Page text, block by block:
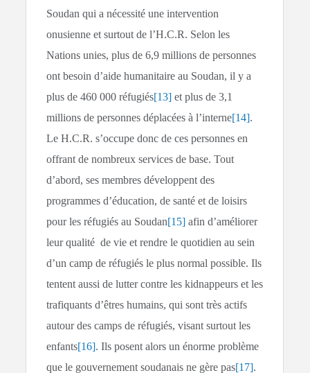
Soudan qui a nécessité une intervention
onusienne et surtout de l’H.C.R. Selon les
Nations unies, plus de 6,9 millions de personnes
ont besoin d’aide humanitaire au Soudan, il y a
plus de 460 000 réfugiés[13] et plus de 3,1
millions de personnes déplacées à l’interne[14].
Le H.C.R. s’occupe donc de ces personnes en
offrant de nombreux services de base. Tout
d’abord, ses membres développent des
programmes d’éducation, de santé et de loisirs
pour les réfugiés au Soudan[15] afin d’améliorer
leur qualité de vie et rendre le quotidien au sein
d’un camp de réfugiés le plus normal possible. Ils
tentent aussi de lutter contre les kidnappeurs et les
trafiquants d’êtres humains, qui sont très actifs
autour des camps de réfugiés, visant surtout les
enfants[16]. Ils posent alors un énorme problème
que le gouvernement soudanais ne gère pas[17].